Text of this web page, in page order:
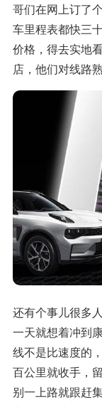
哥们在网上订了
车里程表都快三
价格，得去实地
店，他们对线路
还有个事儿很多
一天就想着冲到
线不是比速度的
百公里就收手，
别一上路就跟赶